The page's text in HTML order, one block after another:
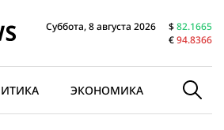
Суббота, 8 августа 2026 $82.1665
€94.8366
ЭКОНОМИКА В МИРЕ